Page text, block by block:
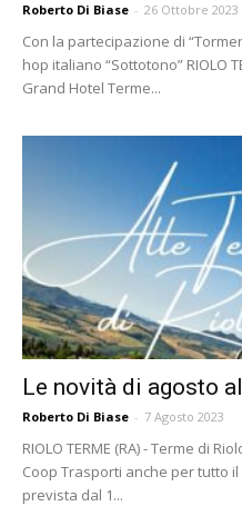
Roberto Di Biase - 26 Ottobre 2023
Con la partecipazione di
hop italiano “Sottotono” RIOLO
Grand Hotel Terme...
Le novità di agosto
Roberto Di Biase - 7 Agosto 2023
RIOLO TERME (RA) - Terme di
Coop Trasporti anche per tutto
prevista dal 1...